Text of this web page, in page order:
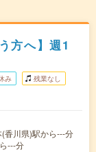
方へ】週1
み 残業なし
香川県)駅から---分
---分